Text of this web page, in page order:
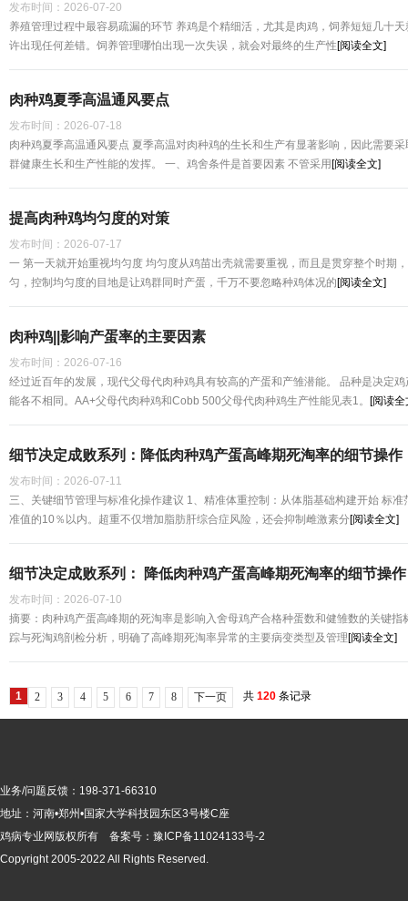
发布时间： 2026-07-20
养殖管理过程中最容易疏漏的环节 养鸡是个精细活，尤其是肉鸡，饲养短短几十
许出现任何差错。饲养管理哪怕出现一次失误，就会对最终的生产性[阅读全文]
肉种鸡夏季高温通风要点
发布时间： 2026-07-18
肉种鸡夏季高温通风要点 夏季高温对肉种鸡的生长和生产有显著影响，因此需要
群健康生长和生产性能的发挥。 一、鸡舍条件是首要因素 不管采用 [阅读全文]
提高肉种鸡均匀度的对策
发布时间： 2026-07-17
一 第一天就开始重视均匀度 均匀度从鸡苗出壳就需要重视，而且是贯穿整个时期
匀，控制均匀度的目地是让鸡群同时产蛋，千万不要忽略种鸡体况的[阅读全文]
肉种鸡||影响产蛋率的主要因素
发布时间： 2026-07-16
经过近百年的发展，现代父母代肉种鸡具有较高的产蛋和产雏潜能。 品种是决定
能各不相同。AA+父母代肉种鸡和Cobb 500父母代肉种鸡生产性能见表1。 [阅读全
细节决定成败系列：降低肉种鸡产蛋高峰期死淘率的细节操作
发布时间： 2026-07-11
三、关键细节管理与标准化操作建议 1、精准体重控制：从体脂基础构建开始 标
准值的10％以内。超重不仅增加脂肪肝综合症风险，还会抑制雌激素分[阅读全文]
细节决定成败系列： 降低肉种鸡产蛋高峰期死淘率的细节操
发布时间： 2026-07-10
摘要：肉种鸡产蛋高峰期的死淘率是影响入舍母鸡产合格种蛋数和健雏数的关键
踪与死淘鸡剖检分析，明确了高峰期死淘率异常的主要病变类型及管理[阅读全文]
1 2 3 4 5 6 7 8 下一页 共 120 条记录
业务/问题反馈：198-371-66310
地址：河南•郑州•国家大学科技园东区3号楼C座
鸡病专业网版权所有 备案号： 豫ICP备11024133号-2
Copyright 2005-2022 All Rights Reserved.